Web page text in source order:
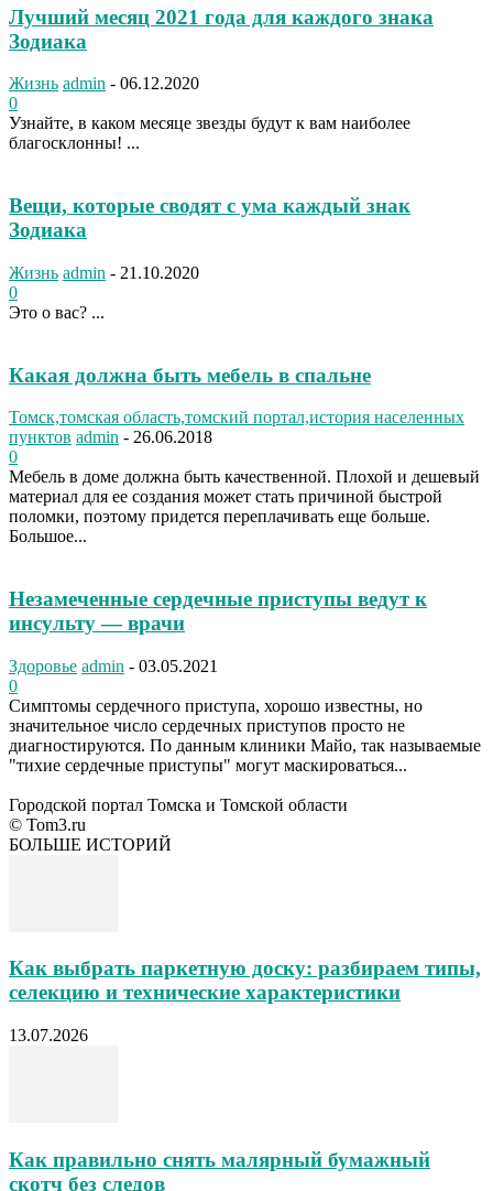
Лучший месяц 2021 года для каждого знака
Зодиака
Жизнь admin - 06.12.2020
0
Узнайте, в каком месяце звезды будут к вам наиболее
благосклонны! ...
Вещи, которые сводят с ума каждый знак
Зодиака
Жизнь admin - 21.10.2020
0
Это о вас? ...
Какая должна быть мебель в спальне
Томск,томская область,томский портал,история населенных
пунктов admin - 26.06.2018
0
Мебель в доме должна быть качественной. Плохой и дешевый
материал для ее создания может стать причиной быстрой
поломки, поэтому придется переплачивать еще больше.
Большое...
Незамеченные сердечные приступы ведут к
инсульту — врачи
Здоровье admin - 03.05.2021
0
Симптомы сердечного приступа, хорошо известны, но
значительное число сердечных приступов просто не
диагностируются. По данным клиники Майо, так называемые
"тихие сердечные приступы" могут маскироваться...
Городской портал Томска и Томской области
© Tom3.ru
БОЛЬШЕ ИСТОРИЙ
Как выбрать паркетную доску: разбираем типы,
селекцию и технические характеристики
13.07.2026
Как правильно снять малярный бумажный
скотч без следов